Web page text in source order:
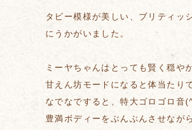
タビー模様が美しい、ブリティッ
にうかがいました。
ミーヤちゃんはとっても賢く穏や
甘えん坊モードになると体当たり
なでなですると、特大ゴロゴロ音
豊満ボディーをぶんぶんさせなが